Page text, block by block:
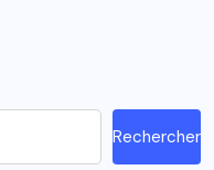
Rechercher